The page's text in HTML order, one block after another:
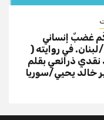
غضبٌ إنساني
في روايته (
نقدي ذرائعي بقلم
خالد يحيي/سوريا